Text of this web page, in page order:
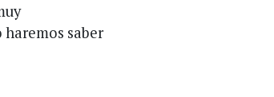
haremos saber